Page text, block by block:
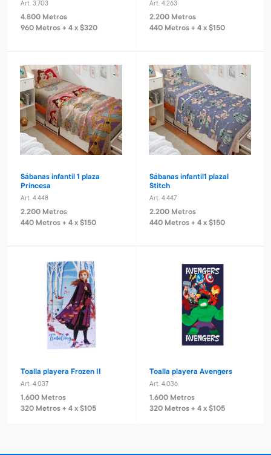
Art. 3.703
4.800 Metros
960 Metros + 4 x $320
Art. 4.263
2.200 Metros
440 Metros + 4 x $150
Sábanas infantil 1 plaza
Princesa
Art. 4.448
2.200 Metros
440 Metros + 4 x $150
Sábanas infantil1 plazal
Stitch
Art. 4.447
2.200 Metros
440 Metros + 4 x $150
Toalla playera Frozen II
Art. 4.037
1.600 Metros
320 Metros + 4 x $105
Toalla playera Avengers
Art. 4.036
1.600 Metros
320 Metros + 4 x $105